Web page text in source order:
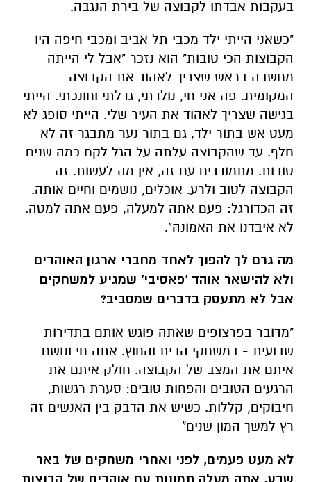
מחשבה בראש שצריך לאהוד את הקבוצה
בגישה שצריך לאהוד את העיר שלי. הייתי סופג לא
מעט אש בתור ילד, גם בתור נער מתבגר זה לא
חלף. עד שהקבוצה עלתה על הגל לקח כמה שנים
טובות. מתמודדים עם זה, אין מה לעשות. זה
הקבוצה לטוב ולרע. אוכלים, נושמים וחיים אותה.
זה הכדורגל: פעם אתה למעלה, פעם אתה למטה.
לא איבדנו את האמונה".
מה גרם לך להפוך לאחד מחברי ארגון האוהדים
ולא להישאר אוהד 'פאסיבי' שמגיע למשחקים
אבל לא מתעסק בדברים שמסביב?
"מדובר בפרצופים שאתה פוגש אותם בתדירות
שבועית - במשחקי הבית והחוץ. אתה חי ונושם
איתם את המצב של הקבוצה. חולק איתם את
חיבוקים, קללות. כשיש את הדבק בין האנשים זה
רץ למשך המון שנים"
לא מעט פעמים, לפני ואחרי משחקים של באר
שבע, אתה מעלה תמונות עם אוהדים של קבוצות
אחרות. איך נוצרים הקשרים האלה?
"לעיתים מדובר באנשים שאני מכיר מחיי הפרטיים